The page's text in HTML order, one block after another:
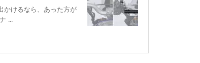
かけるなら、あった方が
...